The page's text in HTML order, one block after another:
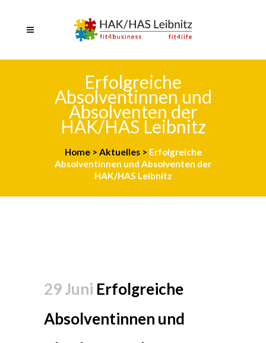
Erfolgreiche
Absolventinnen und
Absolventen der
HAK/HAS Leibnitz
Home> Aktuelles> Erfolgreiche
Absolventinnen und Absolventen der
HAK/HAS Leibnitz
29 Juni Erfolgreiche
Absolventinnen und